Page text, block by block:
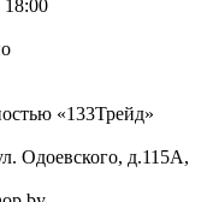
«133Трейд»
Одоевского, д.115А,